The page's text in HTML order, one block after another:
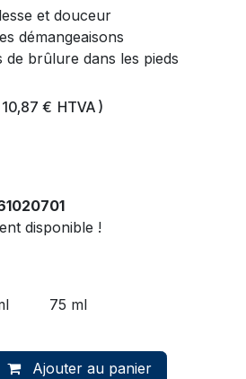
et douceur
démangeaisons
de brûlure dans les pieds
10,87 € HTVA )
disponible !
75 ml
Ajouter au panier